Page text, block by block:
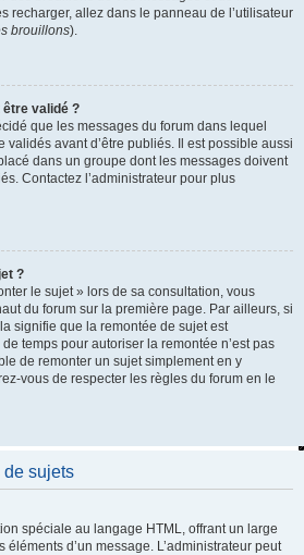
recharger, allez dans le panneau de l’utilisateur
brouillons).
être validé ?
que les messages du forum dans lequel
validés avant d’être publiés. Il est possible aussi
dans un groupe dont les messages doivent
Contactez l’administrateur pour plus
?
le sujet » lors de sa consultation, vous
du forum sur la première page. Par ailleurs, si
signifie que la remontée de sujet est
temps pour autoriser la remontée n’est pas
de remonter un sujet simplement en y
vous de respecter les règles du forum en le
de sujets
spéciale au langage HTML, offrant un large
d’un message. L’administrateur peut